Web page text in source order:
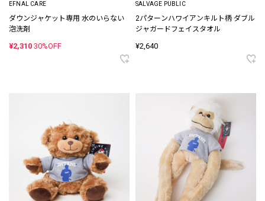
EFNAL CARE
ダウンジャケット専用 水のいらない
泡洗剤
¥2,310 30%OFF
SALVAGE PUBLIC
2パターンハワイアンキルト柄 ダブル
ジャガードフェイスタオル
¥2,640